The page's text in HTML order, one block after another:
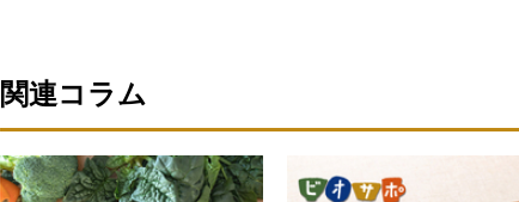
関連コラム